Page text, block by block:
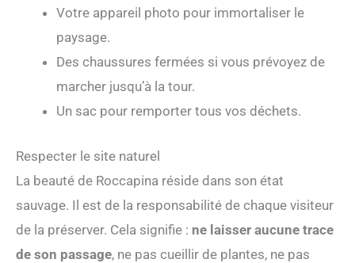
Votre appareil photo pour immortaliser le
paysage.
Des chaussures fermées si vous prévoyez de
marcher jusqu’à la tour.
Un sac pour remporter tous vos déchets.
Respecter le site naturel
La beauté de Roccapina réside dans son état
sauvage. Il est de la responsabilité de chaque visiteur
de la préserver. Cela signifie : ne laisser aucune trace
de son passage, ne pas cueillir de plantes, ne pas